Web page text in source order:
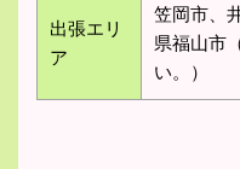
出張エリ
ア
笠岡市、
県福山市
い。）